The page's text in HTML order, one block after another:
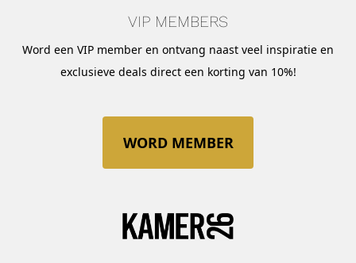
VIP MEMBERS
Word een VIP member en ontvang naast veel inspiratie en
exclusieve deals direct een korting van 10%!
WORD MEMBER